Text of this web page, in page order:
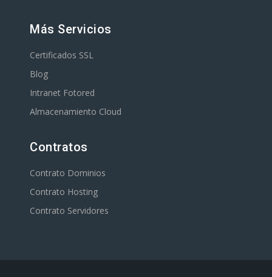
Más Servicios
Certificados SSL
Blog
Intranet Fotored
Almacenamiento Cloud
Contratos
Contrato Dominios
Contrato Hosting
Contrato Servidores